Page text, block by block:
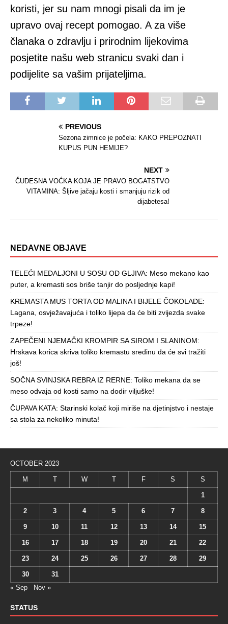
koristi, jer su nam mnogi pisali da im je
upravo ovaj recept pomogao. A za više
članaka o zdravlju i prirodnim lijekovima
posjetite našu web stranicu svaki dan i
podijelite sa vašim prijateljima.
PREVIOUS
Sezona zimnice je počela: KAKO PREPOZNATI
KUPUS PUN HEMIJE?
NEXT
ČUDESNA VOĆKA KOJA JE PRAVO BOGATSTVO
VITAMINA: Šljive jačaju kosti i smanjuju rizik od
dijabetesa!
NEDAVNE OBJAVE
TELEĆI MEDALJONI U SOSU OD GLJIVA: Meso mekano kao
puter, a kremasti sos briše tanjir do posljednje kapi!
KREMASTA MUS TORTA OD MALINA I BIJELE ČOKOLADE:
Lagana, osvježavajuća i toliko lijepa da će biti zvijezda svake
trpeze!
ZAPEČENI NJEMAČKI KROMPIR SA SIROM I SLANINOM:
Hrskava korica skriva toliko kremastu sredinu da će svi tražiti
još!
SOČNA SVINJSKA REBRA IZ RERNE: Toliko mekana da se
meso odvaja od kosti samo na dodir viljuške!
ČUPAVA KATA: Starinski kolač koji miriše na djetinjstvo i nestaje
sa stola za nekoliko minuta!
OCTOBER 2023
M T W T F S S
1
2 3 4 5 6 7 8
9 10 11 12 13 14 15
16 17 18 19 20 21 22
23 24 25 26 27 28 29
30
31
« Sep
Nov »
STATUS